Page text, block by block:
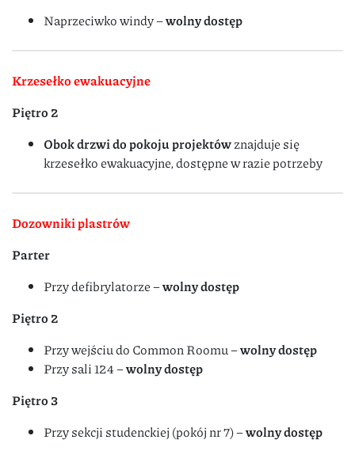
Naprzeciwko windy –wolny dostęp
Krzesełko ewakuacyjne
Piętro 2
Obok drzwi do pokoju projektówznajduje się
krzesełko ewakuacyjne, dostępne w razie potrzeby
Dozowniki plastrów
Parter
Przy defibrylatorze –wolny dostęp
Piętro 2
Przy wejściu do Common Roomu –wolny dostęp
Przy sali 124 –wolny dostęp
Piętro 3
Przy sekcji studenckiej (pokój nr 7) –wolny dostęp